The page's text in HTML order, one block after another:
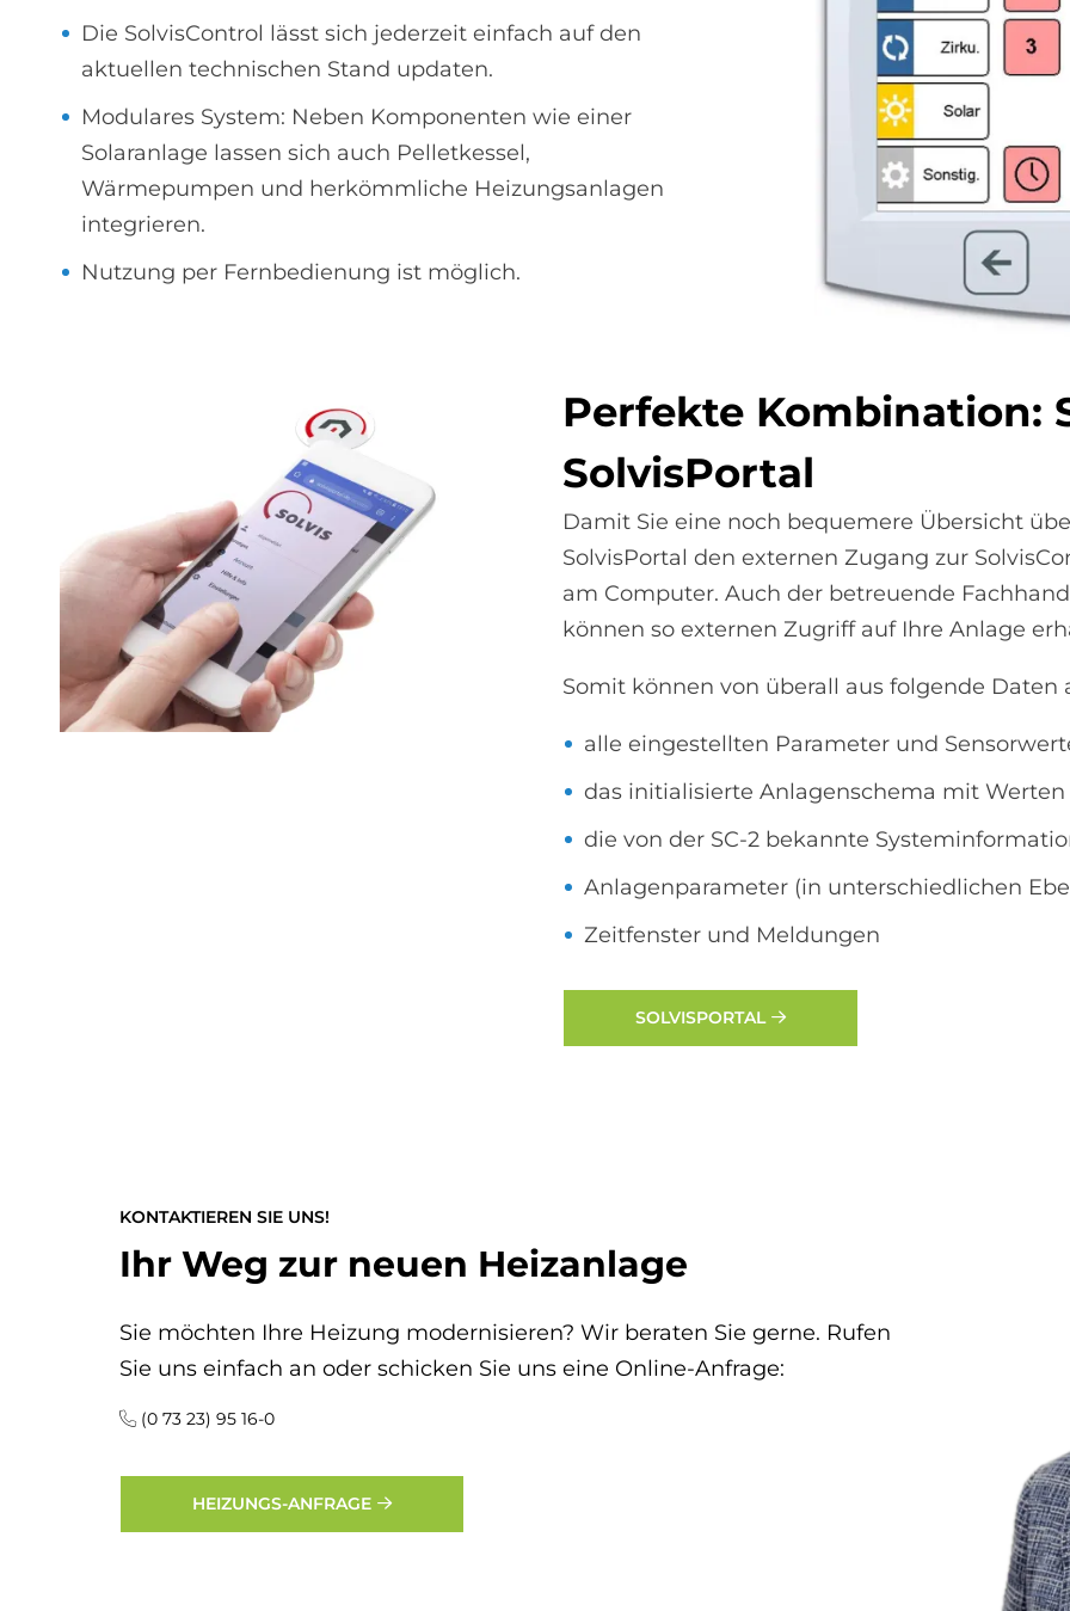
Die SolvisControl lässt sich jederzeit einfach auf den
aktuellen technischen Stand updaten.
Modulares System: Neben Komponenten wie einer
Solaranlage lassen sich auch Pelletkessel,
Wärmepumpen und herkömmliche Heizungsanlagen
integrieren.
Nutzung per Fernbedienung ist möglich.
Per­fek­te Kom­bi­na­ti­on:
Sol­visPor­tal
Damit Sie eine noch bequemere Übersicht
SolvisPortal den externen Zugang zur
am Computer. Auch der betreuende
können so externen Zugriff auf Ihre Anlage
Somit können von überall aus folgende Daten
alle eingestellten Parameter und
das initialisierte Anlagenschema mit
die von der SC-2 bekannte
Anlagenparameter (in unterschiedlichen
Zeitfenster und Meldungen
SOLVISPORTAL
KONTAKTIEREN SIE UNS!
Ihr Weg zur neuen Heizanlage
Sie möchten Ihre Heizung modernisieren? Wir beraten Sie gerne. Rufen
Sie uns einfach an oder schicken Sie uns eine Online-Anfrage:
(0 73 23) 95 16-0
HEIZUNGS-ANFRAGE